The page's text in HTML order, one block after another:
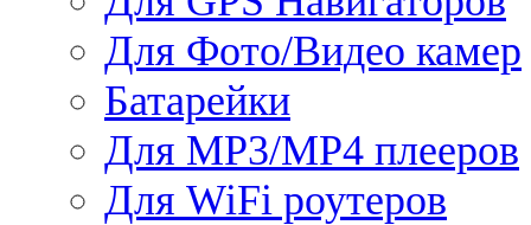
Для Фото/Видео камер
Батарейки
Для MP3/MP4 плееров
Для WiFi роутеров